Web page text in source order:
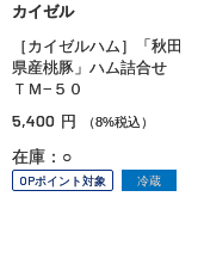
カイゼル
［カイゼルハム］「秋田
県産桃豚」ハム詰合せ
ＴＭ−５０
5,400 円 （8%税込）
在庫：○
OPポイント対象 冷蔵